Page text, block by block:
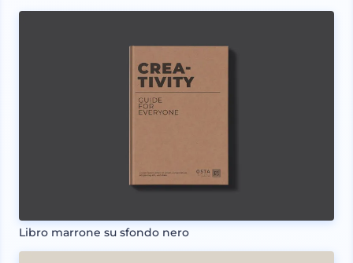
Libro marrone su sfondo nero